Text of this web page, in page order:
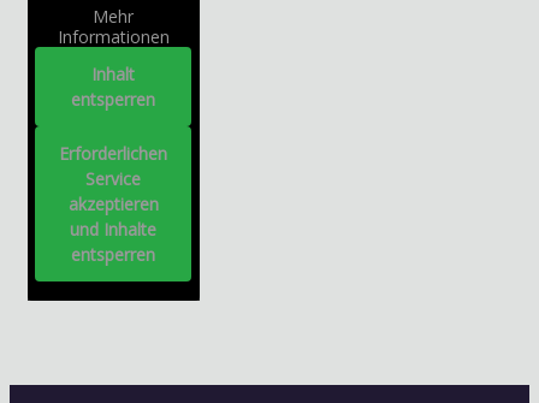
Mehr
Informationen
Inhalt
entsperren
Erforderlichen
Service
akzeptieren
und Inhalte
entsperren